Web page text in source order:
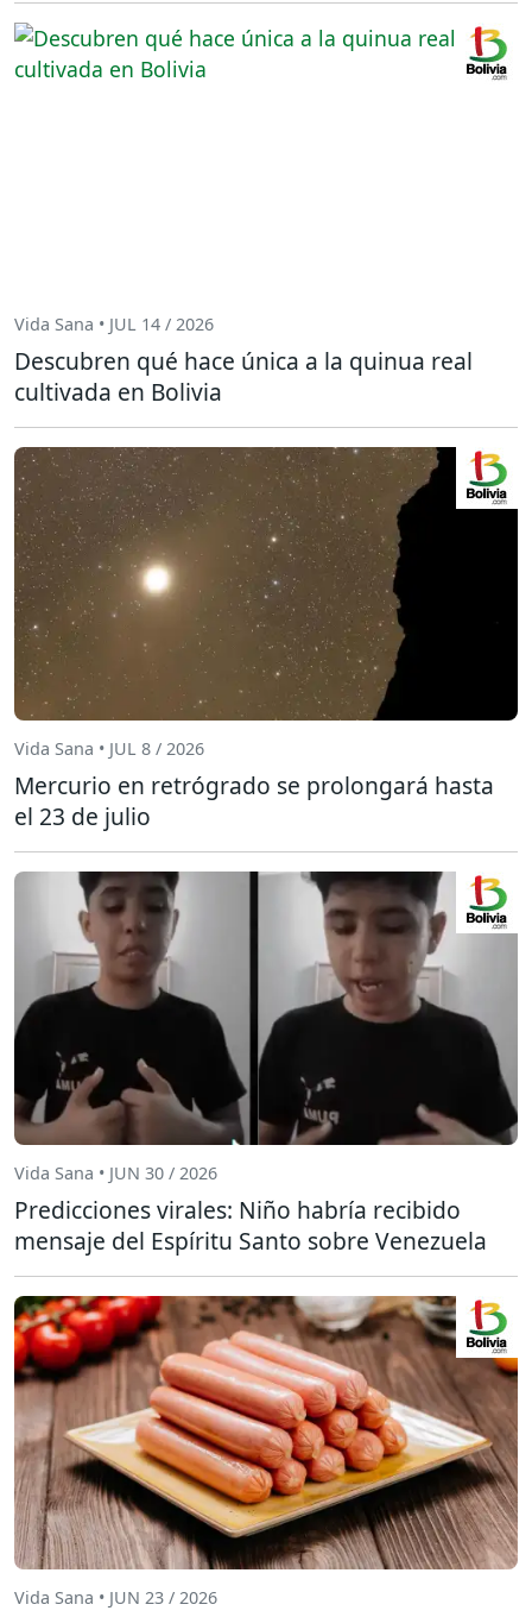
Vida Sana • JUL 14 / 2026
Descubren qué hace única a la quinua real
cultivada en Bolivia
Vida Sana • JUL 8 / 2026
Mercurio en retrógrado se prolongará hasta
el 23 de julio
Vida Sana • JUN 30 / 2026
Predicciones virales: Niño habría recibido
mensaje del Espíritu Santo sobre Venezuela
Vida Sana • JUN 23 / 2026